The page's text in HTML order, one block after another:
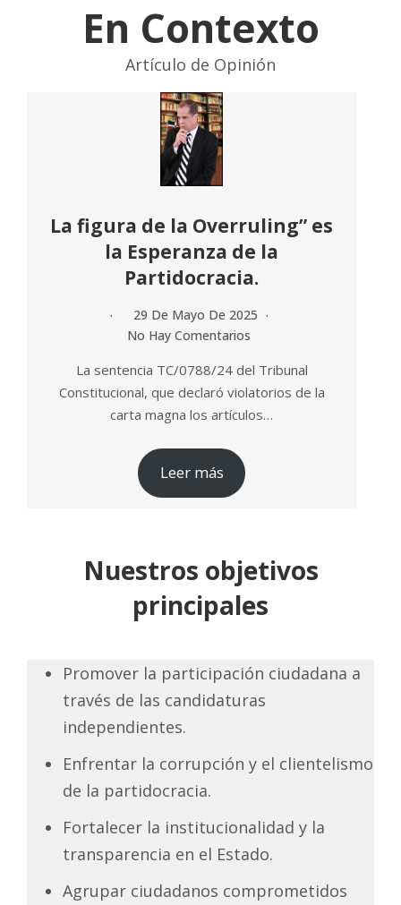
En Contexto
Artículo de Opinión
La figura de la Overruling” es
la Esperanza de la
Partidocracia.
29 De Mayo De 2025
No Hay Comentarios
La sentencia TC/0788/24 del Tribunal
Constitucional, que declaró violatorios de la
carta magna los artículos…
Leer más
Nuestros objetivos
principales
Promover la participación ciudadana a
través de las candidaturas
independientes.
Enfrentar la corrupción y el clientelismo
de la partidocracia.
Fortalecer la institucionalidad y la
transparencia en el Estado.
Agrupar ciudadanos comprometidos